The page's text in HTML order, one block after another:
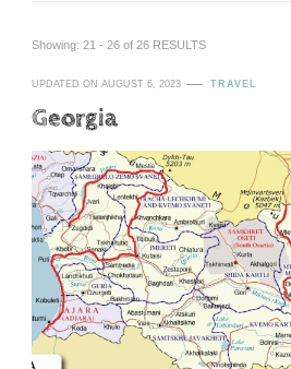
Showing: 21 - 26 of 26 RESULTS
UPDATED ON AUGUST 6, 2023 TRAVEL
Georgia